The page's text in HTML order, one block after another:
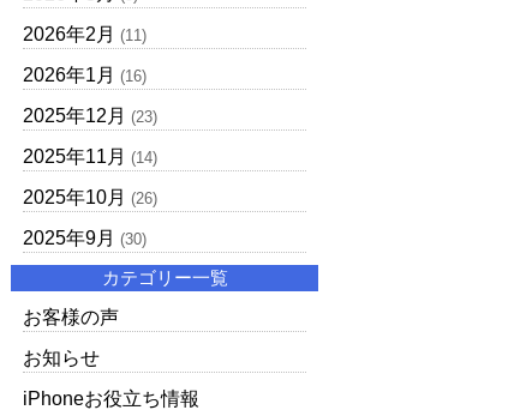
2026年2月 (11)
2026年1月 (16)
2025年12月 (23)
2025年11月 (14)
2025年10月 (26)
2025年9月 (30)
カテゴリー一覧
お客様の声
お知らせ
iPhoneお役立ち情報